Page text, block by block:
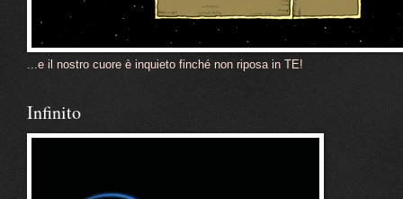
...e il nostro cuore è inquieto finché non riposa in TE!
Infinito